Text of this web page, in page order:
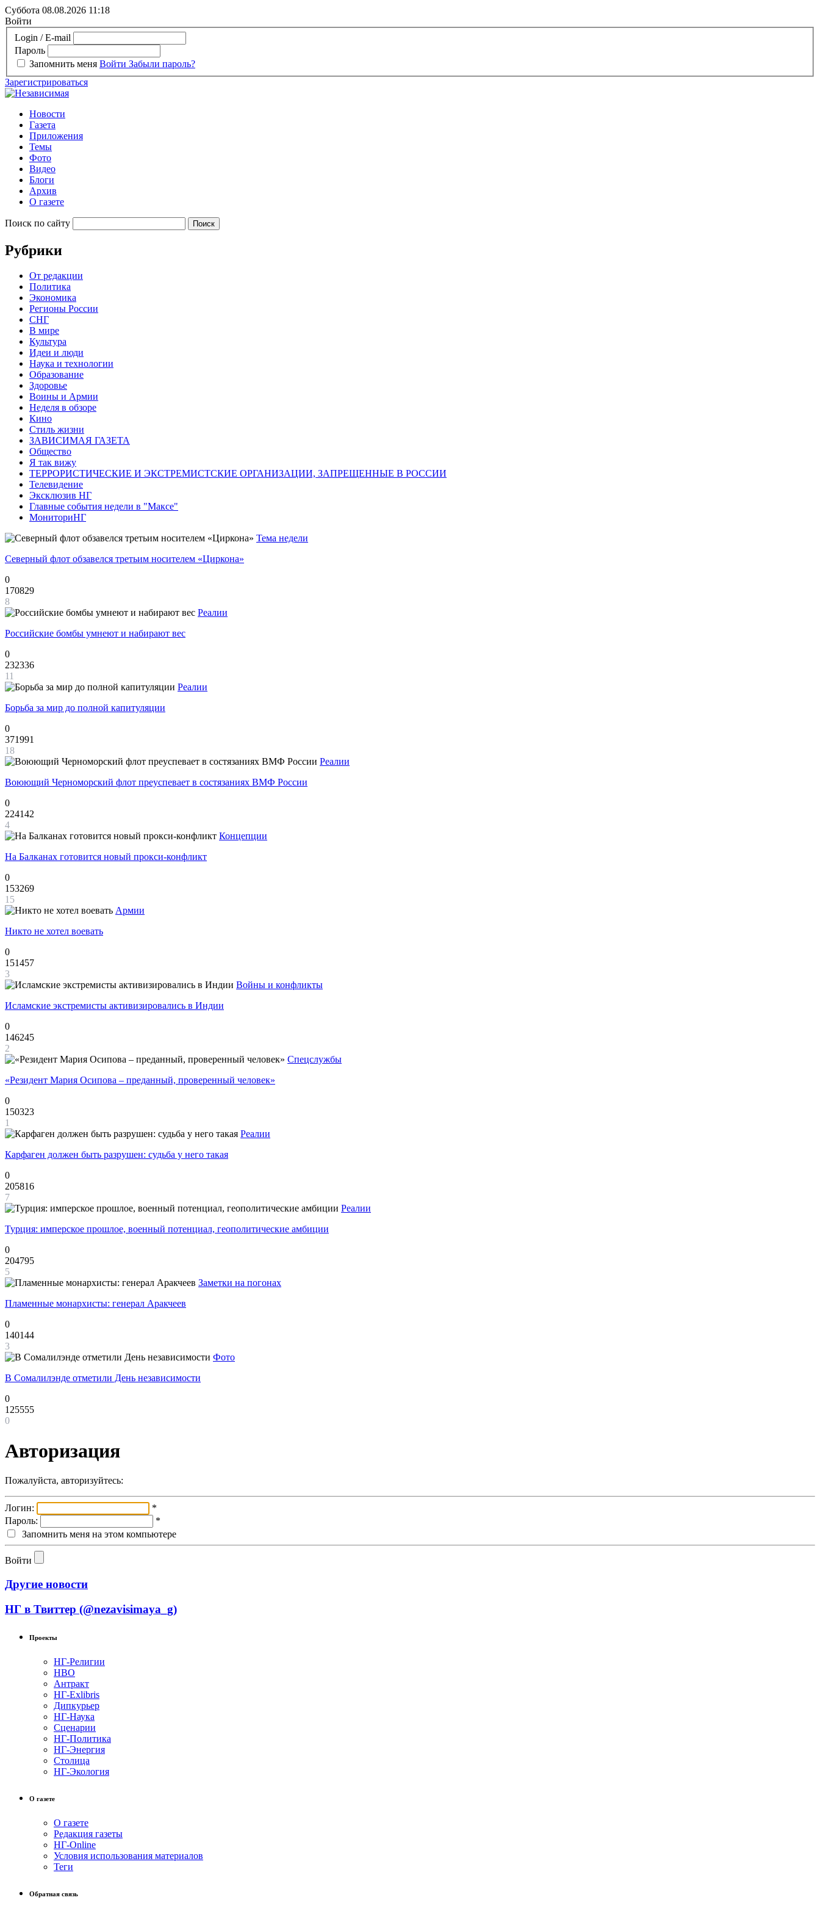
Суббота 08.08.2026 11:18
Войти
Login / E-mail
Пароль
Запомнить меня Войти Забыли пароль?
Зарегистрироваться
Новости
Газета
Приложения
Темы
Фото
Видео
Блоги
Архив
О газете
Поиск по сайту
Рубрики
От редакции
Политика
Экономика
Регионы России
СНГ
В мире
Культура
Идеи и люди
Наука и технологии
Образование
Здоровье
Воины и Армии
Неделя в обзоре
Кино
Стиль жизни
ЗАВИСИМАЯ ГАЗЕТА
Общество
Я так вижу
ТЕРРОРИСТИЧЕСКИЕ И ЭКСТРЕМИСТСКИЕ ОРГАНИЗАЦИИ, ЗАПРЕЩЕННЫЕ В РОССИИ
Телевидение
Эксклюзив НГ
Главные события недели в "Максе"
МониториНГ
Тема недели
Северный флот обзавелся третьим носителем «Циркона»
0
170829
8
Реалии
Российские бомбы умнеют и набирают вес
0
232336
11
Реалии
Борьба за мир до полной капитуляции
0
371991
18
Реалии
Воюющий Черноморский флот преуспевает в состязаниях ВМФ России
0
224142
4
Концепции
На Балканах готовится новый прокси-конфликт
0
153269
15
Армии
Никто не хотел воевать
0
151457
3
Войны и конфликты
Исламские экстремисты активизировались в Индии
0
146245
2
Спецслужбы
«Резидент Мария Осипова – преданный, проверенный человек»
0
150323
1
Реалии
Карфаген должен быть разрушен: судьба у него такая
0
205816
7
Реалии
Турция: имперское прошлое, военный потенциал, геополитические амбиции
0
204795
5
Заметки на погонах
Пламенные монархисты: генерал Аракчеев
0
140144
3
Фото
В Сомалилэнде отметили День независимости
0
125555
0
Авторизация
Пожалуйста, авторизуйтесь:
Логин:
*
Пароль:
*
Запомнить меня на этом компьютере
Войти
Другие новости
НГ в Твиттер (@nezavisimaya_g)
Проекты
НГ-Религии
НВО
Антракт
НГ-Exlibris
Дипкурьер
НГ-Наука
Сценарии
НГ-Политика
НГ-Энергия
Столица
НГ-Экология
О газете
О газете
Редакция газеты
НГ-Online
Условия использования материалов
Теги
Обратная связь